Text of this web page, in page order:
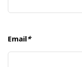
Email*